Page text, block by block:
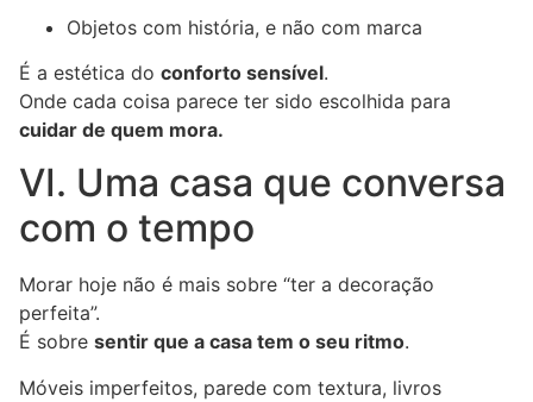
Objetos com história, e não com marca
É a estética do conforto sensível.
Onde cada coisa parece ter sido escolhida para
cuidar de quem mora.
VI. Uma casa que conversa
com o tempo
Morar hoje não é mais sobre “ter a decoração
perfeita”.
É sobre sentir que a casa tem o seu ritmo.
Móveis imperfeitos, parede com textura, livros